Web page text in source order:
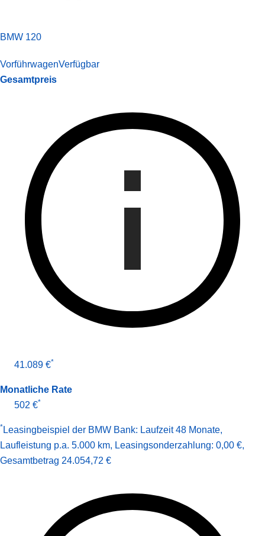
BMW 120
VorführwagenVerfügbar
Gesamtpreis
41.089 €*
Monatliche Rate
502 €*
* Leasingbeispiel der BMW Bank: Laufzeit 48 Monate,
Laufleistung p.a. 5.000 km, Leasingsonderzahlung: 0,00 €,
Gesamt­betrag 24.054,72 €